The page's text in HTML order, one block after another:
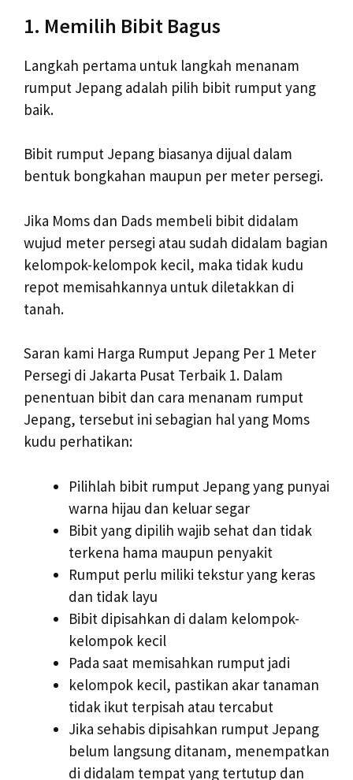
1. Memilih Bibit Bagus
Langkah pertama untuk langkah menanam
rumput Jepang adalah pilih bibit rumput yang
baik.
Bibit rumput Jepang biasanya dijual dalam
bentuk bongkahan maupun per meter persegi.
Jika Moms dan Dads membeli bibit didalam
wujud meter persegi atau sudah didalam bagian
kelompok-kelompok kecil, maka tidak kudu
repot memisahkannya untuk diletakkan di
tanah.
Saran kami Harga Rumput Jepang Per 1 Meter
Persegi di Jakarta Pusat Terbaik 1. Dalam
penentuan bibit dan cara menanam rumput
Jepang, tersebut ini sebagian hal yang Moms
kudu perhatikan:
Pilihlah bibit rumput Jepang yang punyai
warna hijau dan keluar segar
Bibit yang dipilih wajib sehat dan tidak
terkena hama maupun penyakit
Rumput perlu miliki tekstur yang keras
dan tidak layu
Bibit dipisahkan di dalam kelompok-
kelompok kecil
Pada saat memisahkan rumput jadi
kelompok kecil, pastikan akar tanaman
tidak ikut terpisah atau tercabut
Jika sehabis dipisahkan rumput Jepang
belum langsung ditanam, menempatkan
di didalam tempat yang tertutup dan